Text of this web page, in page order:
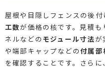
屋根や目隠しフェンスの後
工数が価格の核です。見積
ネルなどの モジュール寸法が
や端部キャップなどの付属部
を確認することです。さら